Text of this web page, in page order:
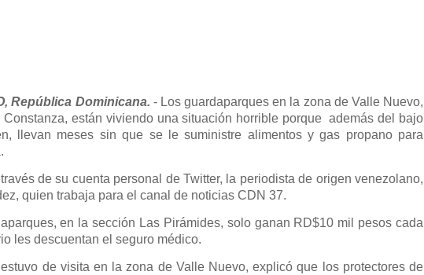
República Dominicana. - Los guardaparques en la zona de Valle Nuevo,
están viviendo una situación horrible porque además del bajo
llevan meses sin que se le suministre alimentos y gas propano para
de su cuenta personal de Twitter, la periodista de origen venezolano,
quien trabaja para el canal de noticias CDN 37.
en la sección Las Pirámides, solo ganan RD$10 mil pesos cada
les descuentan el seguro médico.
de visita en la zona de Valle Nuevo, explicó que los protectores de